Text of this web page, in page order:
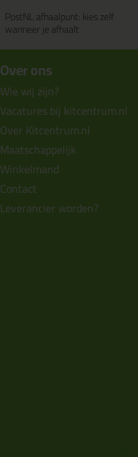
PostNL afhaalpunt: kies zelf
wanneer je afhaalt
Over ons
Wie wij zijn?
Vacatures bij kitcentrum.nl
Over Kitcentrum.nl
Maatschappelijk
Winkelmand
Contact
Leverancier worden?